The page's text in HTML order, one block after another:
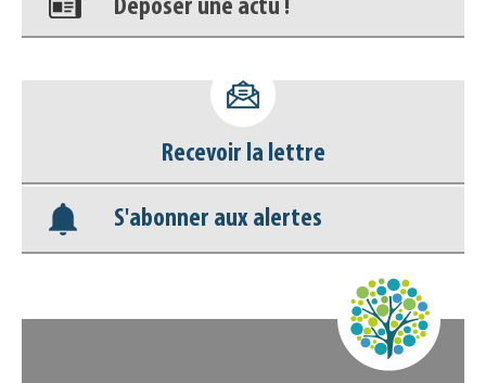
Déposer une actu !
déconnecter)
Base documentaire
Nos veilles Scoop.it
Recevoir la lettre
S'abonner aux alertes